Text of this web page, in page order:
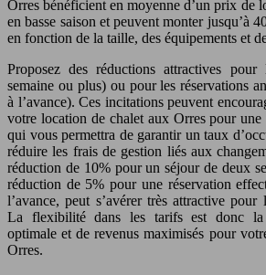
Orres bénéficient en moyenne d’un prix de
en basse saison et peuvent monter jusqu’à
en fonction de la taille, des équipements et
Proposez des réductions attractives
semaine ou plus) ou pour les réservations
à l’avance). Ces incitations peuvent
votre location de chalet aux Orres pour
qui vous permettra de garantir un taux
réduire les frais de gestion liés aux
réduction de 10% pour un séjour de deux
réduction de 5% pour une réservation
l’avance, peut s’avérer très attractive pour
La flexibilité dans les tarifs est donc la
optimale et de revenus maximisés pour
Orres.